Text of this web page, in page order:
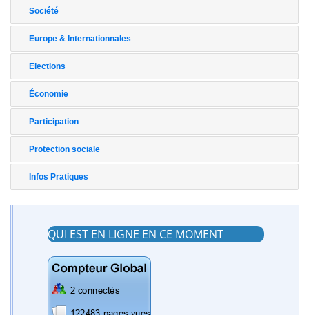
Société
Europe & Internationnales
Elections
Économie
Participation
Protection sociale
Infos Pratiques
QUI EST EN LIGNE EN CE MOMENT